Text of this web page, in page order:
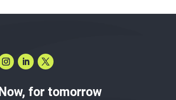
Now, for tomorrow